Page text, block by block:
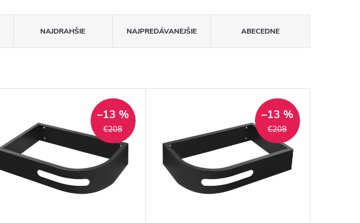
NAJDRAHŠIE NAJPREDÁVANEJŠIE ABECEDNE
€208
–13 %
€208
–13 %